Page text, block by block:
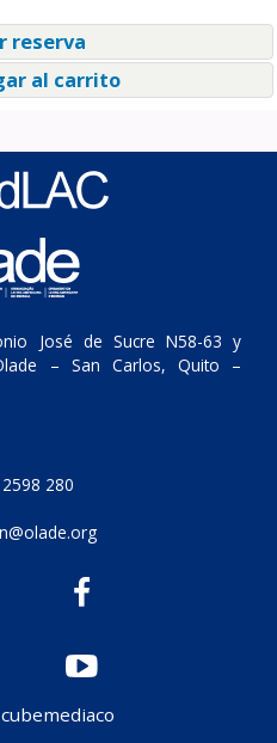
reserva
al carrito
José de Sucre N58-63 y
– San Carlos, Quito –
280